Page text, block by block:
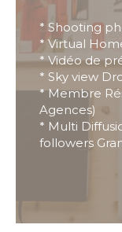
* Shooting
* Virtual
* Vidéo de
* Sky view
* Membre
Agences)
* Multi
followers